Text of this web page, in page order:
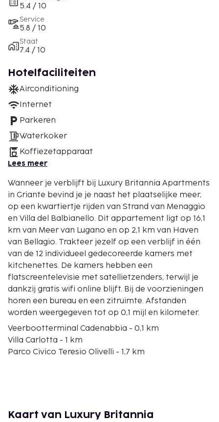
5.4 / 10
Service
5.8 / 10
Staat
7.4 / 10
Hotelfaciliteiten
Airconditioning
Internet
Parkeren
Waterkoker
Koffiezetapparaat
Lees meer
Wanneer je verblijft bij Luxury Britannia Apartments
in Griante bevind je je naast het plaatselijke meer,
op een kwartiertje rijden van Strand van Menaggio
en Villa del Balbianello. Dit appartement ligt op 16,1
km van Meer van Lugano en op 2,1 km van Haven
van Bellagio. Trakteer jezelf op een verblijf in één
van de 12 individueel gedecoreerde kamers met
kitchenettes. De kamers hebben een
flatscreentelevisie met satellietzenders, terwijl je
dankzij gratis wifi online blijft. Bij de voorzieningen
horen een bureau en een zitruimte. Afstanden
worden weergegeven tot op 0,1 mijl en kilometer.
Veerbootterminal Cadenabbia - 0,1 km
Villa Carlotta - 1 km
Parco Civico Teresio Olivelli - 1,7 km
San Giacomo Basilica - 2,6 km
Kaart van Luxury Britannia